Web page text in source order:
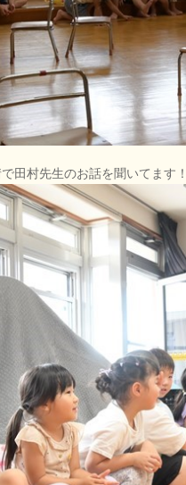
田村先生のお話を聞いてます！